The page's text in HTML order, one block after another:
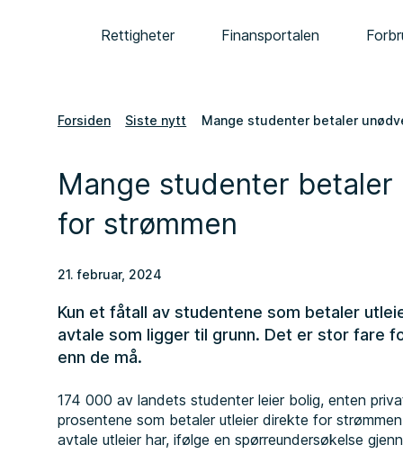
Rettigheter Finansportalen
Forsiden Siste nytt Mange studenter betaler
Mange studenter
for strømmen
21. februar, 2024
Kun et fåtall av studentene som betaler
avtale som ligger til grunn. Det er stor fare
enn de må.
174 000 av landets studenter leier bolig, enten
prosentene som betaler utleier direkte for
avtale utleier har, ifølge en spørreundersøkelse